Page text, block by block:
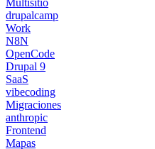
Multisitio
drupalcamp
Work
N8N
OpenCode
Drupal 9
SaaS
vibecoding
Migraciones
anthropic
Frontend
Mapas